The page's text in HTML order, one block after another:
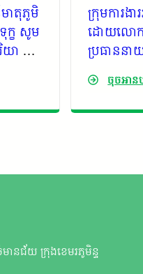
មាតុភូមិ
ក្ខ សូម
ព្រម
ឯក
ក្រុម​ការងា
ដោយ​លោក
ប្រធាននា
សហការ
សោភ័ណ្ឌ​ណូ
ការងារក
រដ្ឋានន
ដ្ឋាន​នគរ
ចុចអាន
ានជ័យ ក្រុងខេមរភូមិន្ទ